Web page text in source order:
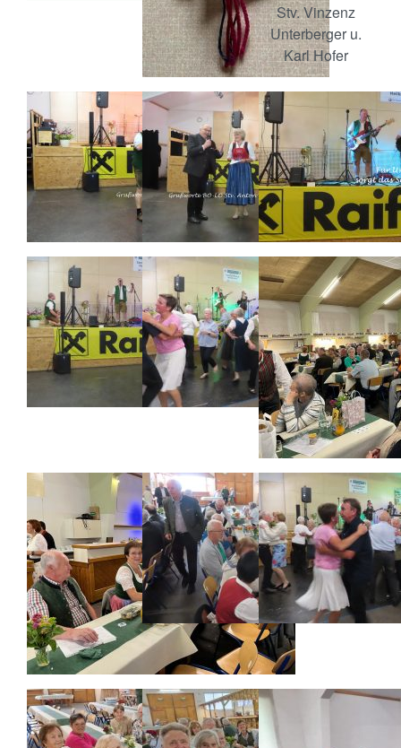
Stv. Vinzenz
Unterberger u.
Karl Hofer